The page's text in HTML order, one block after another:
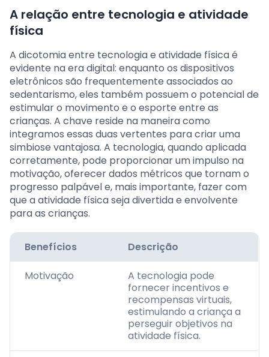
A relação entre tecnologia e atividade
física
A dicotomia entre tecnologia e atividade física é
evidente na era digital: enquanto os dispositivos
eletrônicos são frequentemente associados ao
sedentarismo, eles também possuem o potencial de
estimular o movimento e o esporte entre as
crianças. A chave reside na maneira como
integramos essas duas vertentes para criar uma
simbiose vantajosa. A tecnologia, quando aplicada
corretamente, pode proporcionar um impulso na
motivação, oferecer dados métricos que tornam o
progresso palpável e, mais importante, fazer com
que a atividade física seja divertida e envolvente
para as crianças.
Benefícios Descrição
Motivação
A tecnologia pode
fornecer incentivos e
recompensas virtuais,
estimulando a criança a
perseguir objetivos na
atividade física.